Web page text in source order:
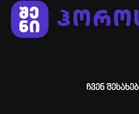
ჩვენ შესახებ